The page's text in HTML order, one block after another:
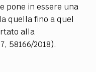
pone in essere una
quella fino a quel
alla
58166/2018).